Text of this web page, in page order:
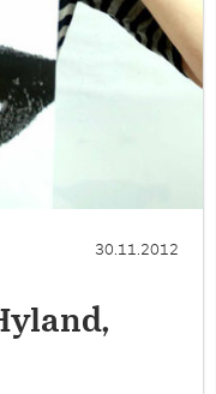
30.11.2012